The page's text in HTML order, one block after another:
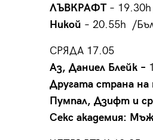
ЛЪВКРАФТ–
Никой – 20.55h /
СРЯДА 17.05
Аз, Даниел Блейк –
Другата страна на
Пумпал, Дзифт и
Секс академия: